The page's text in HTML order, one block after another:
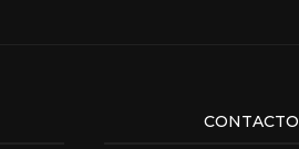
CONTACTO